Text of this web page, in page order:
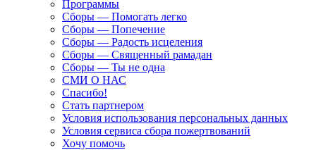
Программы
Сборы — Помогать легко
Сборы — Попечение
Сборы — Радость исцеления
Сборы — Священный рамадан
Сборы — Ты не одна
СМИ О НАС
Спасибо!
Стать партнером
Условия использования персональных данных
Условия сервиса сбора пожертвований
Хочу помочь